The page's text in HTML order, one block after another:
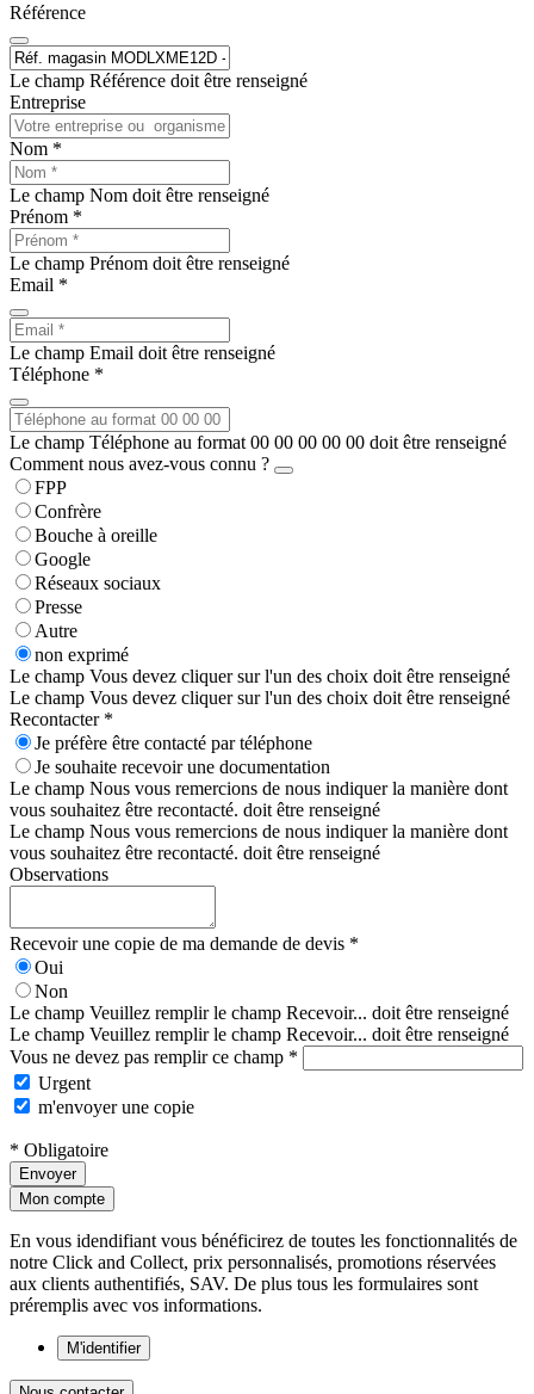
Référence
Le champ Référence doit être renseigné
Entreprise
Nom *
Le champ Nom doit être renseigné
Prénom *
Le champ Prénom doit être renseigné
Email *
Le champ Email doit être renseigné
Téléphone *
Le champ Téléphone au format 00 00 00 00 00 doit être renseigné
Comment nous avez-vous connu ?
FPP
Confrère
Bouche à oreille
Google
Réseaux sociaux
Presse
Autre
non exprimé
Le champ Vous devez cliquer sur l'un des choix doit être renseigné
Le champ Vous devez cliquer sur l'un des choix doit être renseigné
Recontacter *
Je préfère être contacté par téléphone
Je souhaite recevoir une documentation
Le champ Nous vous remercions de nous indiquer la manière dont
vous souhaitez être recontacté. doit être renseigné
Le champ Nous vous remercions de nous indiquer la manière dont
vous souhaitez être recontacté. doit être renseigné
Observations
Recevoir une copie de ma demande de devis *
Oui
Non
Le champ Veuillez remplir le champ Recevoir... doit être renseigné
Le champ Veuillez remplir le champ Recevoir... doit être renseigné
Vous ne devez pas remplir ce champ *
Urgent
m'envoyer une copie
* Obligatoire
Envoyer
Mon compte
En vous idendifiant vous bénéficirez de toutes les fonctionnalités de
notre Click and Collect, prix personnalisés, promotions réservées
aux clients authentifiés, SAV. De plus tous les formulaires sont
préremplis avec vos informations.
M'identifier